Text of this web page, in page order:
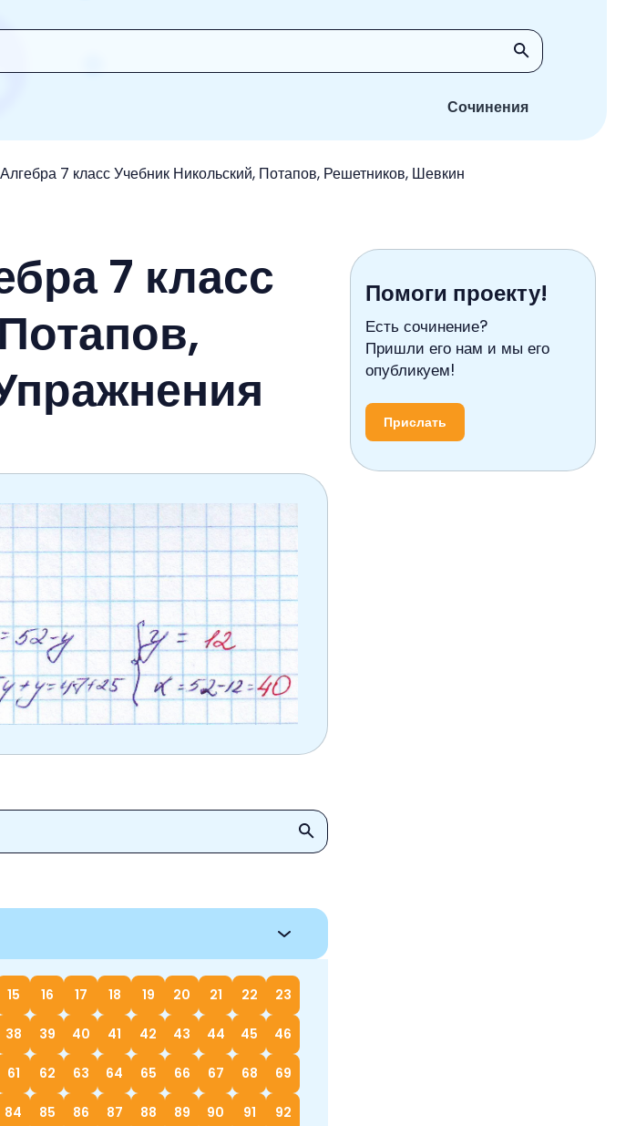
Сочинения
Алгебра 7 класс Учебник Никольский, Потапов, Решетников, Шевкин
7 класс
15 16 17 18 19 20 21 22 23
38 39 40 41 42 43 44 45 46
61 62 63 64 65 66 67 68 69
84 85 86 87 88 89 90 91 92
Помоги проекту!
Есть сочинение?
Пришли его нам и мы его
опубликуем!
Прислать